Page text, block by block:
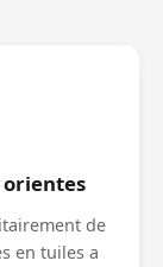
de
en tuiles a